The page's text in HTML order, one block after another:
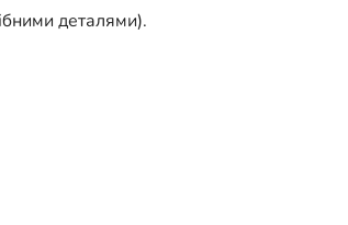
деталями).